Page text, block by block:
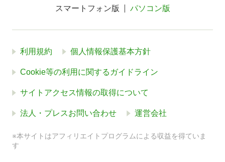
スマートフォン版 パソコン版
利用規約 個人情報保護基本方針
Cookie等の利用に関するガイドライン
サイトアクセス情報の取得について
法人・プレスお問い合わせ 運営会社
※本サイトはアフィリエイトプログラムによる収益を得ていま
す